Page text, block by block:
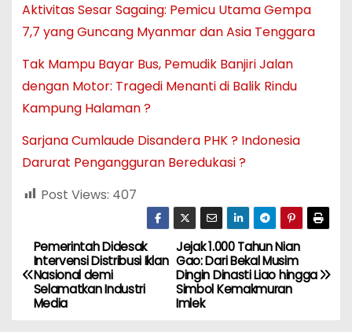
Aktivitas Sesar Sagaing: Pemicu Utama Gempa
7,7 yang Guncang Myanmar dan Asia Tenggara
Tak Mampu Bayar Bus, Pemudik Banjiri Jalan
dengan Motor: Tragedi Menanti di Balik Rindu
Kampung Halaman ?
Sarjana Cumlaude Disandera PHK ? Indonesia
Darurat Pengangguran Beredukasi ?
Post Views: 407
N
a
Jejak 1.000 Tahun Nian
Gao: Dari Bekal Musim
Dingin Dinasti Liao hingga
Simbol Kemakmuran
Imlek
Pemerintah Didesak
Intervensi Distribusi Iklan
Nasional demi
Selamatkan Industri
Media